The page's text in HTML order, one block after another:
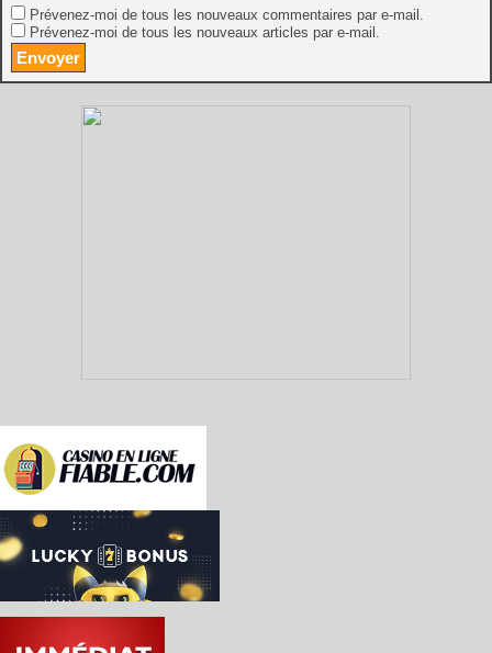
Prévenez-moi de tous les nouveaux commentaires par e-mail.
Prévenez-moi de tous les nouveaux articles par e-mail.